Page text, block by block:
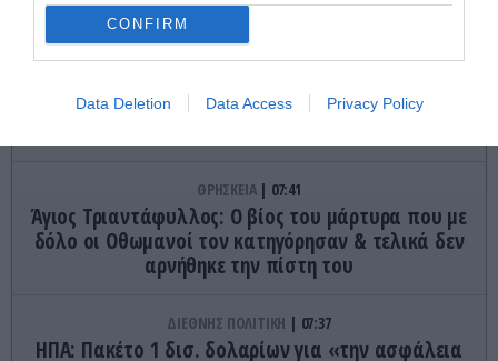
CONFIRM
Data Deletion Data Access Privacy Policy
ΕΝΟΠΛΕΣ ΣΥΓΚΡΟΥΣΕΙΣ 07:49
Iskander-M και drones σε Κίεβο και
ΘΡΗΣΚΕΙΑ 07:41
Άγιος Τριαντάφυλλος: Ο βίος του μάρτυρα που με
δόλο οι Οθωμανοί τον κατηγόρησαν & τελικά δεν
αρνήθηκε την πίστη του
ΔΙΕΘΝΗΣ ΠΟΛΙΤΙΚΗ 07:37
ΗΠΑ: Πακέτο 1 δισ. δολαρίων για «την ασφάλεια